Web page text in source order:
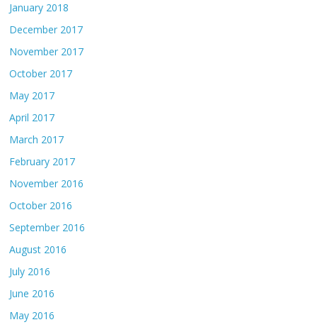
January 2018
December 2017
November 2017
October 2017
May 2017
April 2017
March 2017
February 2017
November 2016
October 2016
September 2016
August 2016
July 2016
June 2016
May 2016